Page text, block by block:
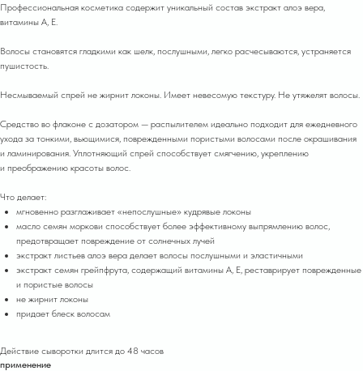
Профессиональная косметика содержит уникальный состав экстракт алоэ вера,
витамины А, Е.
Волосы становятся гладкими как шелк, послушными, легко расчесываются, устраняется
пушистость.
Несмываемый спрей не жирнит локоны. Имеет невесомую текстуру. Не утяжелят волосы.
Средство во флаконе с дозатором — распылителем идеально подходит для ежедневного
ухода за тонкими, вьющимися, поврежденными пористыми волосами после окрашивания
и ламинирования. Уплотняющий спрей способствует смягчению, укреплению
и преображению красоты волос.
Что делает:
мгновенно разглаживает «непослушные» кудрявые локоны
масло семян моркови способствует более эффективному выпрямлению волос,
предотвращает повреждение от солнечных лучей
экстракт листьев алоэ вера делает волосы послушными и эластичными
экстракт семян грейпфрута, содержащий витамины A, E, реставрирует поврежденные
и пористые волосы
не жирнит локоны
п ридает блеск волосам
Действие сыворотки длится до 48 часов
применение